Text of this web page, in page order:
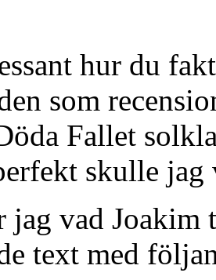
hur du
som
Fallet
skulle jag
jag vad
text med